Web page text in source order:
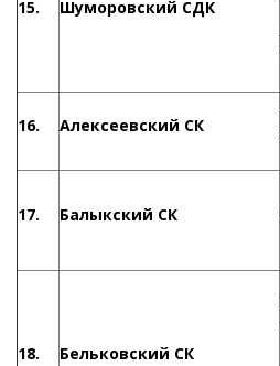
15. Шуморовский СДК
16. Алексеевский СК
17. Балыкский СК
18. Бельковский СК